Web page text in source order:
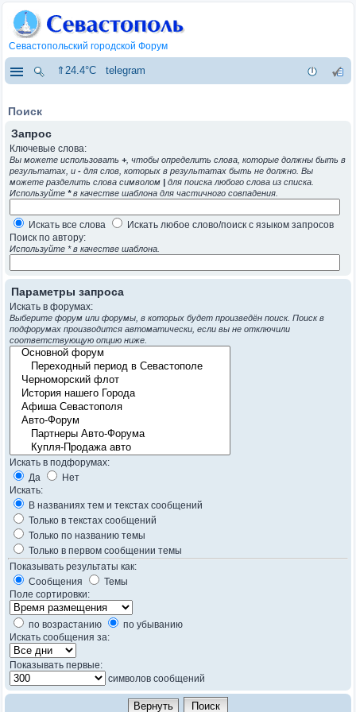
Севастопольский городской Форум
⇑24.4°C telegram
Поиск
Запрос
Ключевые слова:
Вы можете использовать +, чтобы определить слова, которые должны быть в
результатах, и - для слов, которых в результатах быть не должно. Вы
можете разделить слова символом | для поиска любого слова из списка.
Используйте *в качестве шаблона для частичного совпадения.
Искать все слова
Искать любое слово/поиск с языком запросов
Поиск по автору:
Используйте * в качестве шаблона.
Параметры запроса
Искать в форумах:
Выберите форум или форумы, в которых будет произведён поиск. Поиск в
подфорумах производится автоматически, если вы не отключили
соответствующую опцию ниже.
Искать в подфорумах:
Да
Нет
Искать:
В названиях тем и текстах сообщений
Только в текстах сообщений
Только по названию темы
Только в первом сообщении темы
Показывать результаты как:
Сообщения
Темы
Поле сортировки:
по возрастанию
по убыванию
Искать сообщения за:
Показывать первые:
символов сообщений